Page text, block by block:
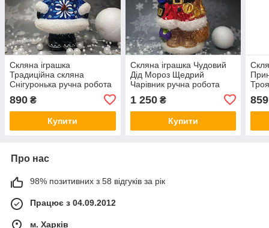
Скляна іграшка
Традиційна скляна
Снігуронька pучна робота
890 ₴
Купити
Скляна іграшка Чудовий
Дід Мороз Щедрий
Чарівник pучна робота
1 250₴
Купити
859
Про нас
98% позитивних з 58 відгуків за рік
Працює з 04.09.2012
м. Харків